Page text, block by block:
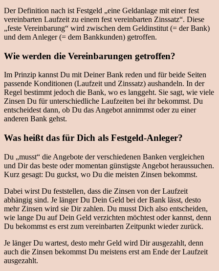
Der Definition nach ist Festgeld „eine Geldanlage mit einer fest
vereinbarten Laufzeit zu einem fest vereinbarten Zinssatz“. Diese
„feste Vereinbarung“ wird zwischen dem Geldinstitut (= der Bank)
und dem Anleger (= dem Bankkunden) getroffen.
Wie werden die Vereinbarungen getroffen?
Im Prinzip kannst Du mit Deiner Bank reden und für beide Seiten
passende Konditionen (Laufzeit und Zinssatz) aushandeln. In der
Regel bestimmt jedoch die Bank, wo es langgeht. Sie sagt, wie viele
Zinsen Du für unterschiedliche Laufzeiten bei ihr bekommst. Du
entscheidest dann, ob Du das Angebot annimmst oder zu einer
anderen Bank gehst.
Was heißt das für Dich als Festgeld-Anleger?
Du „musst“ die Angebote der verschiedenen Banken vergleichen
und Dir das beste oder momentan günstigste Angebot heraussuchen.
Kurz gesagt: Du guckst, wo Du die meisten Zinsen bekommst.
Dabei wirst Du feststellen, dass die Zinsen von der Laufzeit
abhängig sind. Je länger Du Dein Geld bei der Bank lässt, desto
mehr Zinsen wird sie Dir zahlen. Du musst Dich also entscheiden,
wie lange Du auf Dein Geld verzichten möchtest oder kannst, denn
Du bekommst es erst zum vereinbarten Zeitpunkt wieder zurück.
Je länger Du wartest, desto mehr Geld wird Dir ausgezahlt, denn
auch die Zinsen bekommst Du meistens erst am Ende der Laufzeit
ausgezahlt.